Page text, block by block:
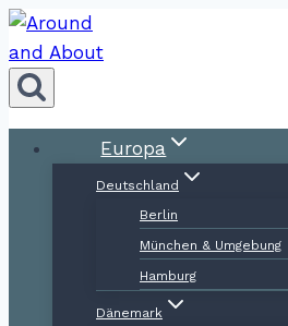
Zum
Inhalt
springen
Europa
Deutschland
Berlin
München & Umgebung
Hamburg
Dänemark